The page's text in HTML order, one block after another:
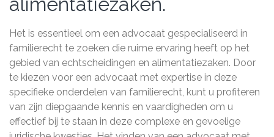
Het is essentieel om een advocaat gespecialiseerd in
familierecht te zoeken die ruime ervaring heeft op het
gebied van echtscheidingen en alimentatiezaken. Door
te kiezen voor een advocaat met expertise in deze
specifieke onderdelen van familierecht, kunt u profiteren
van zijn diepgaande kennis en vaardigheden om u
effectief bij te staan in deze complexe en gevoelige